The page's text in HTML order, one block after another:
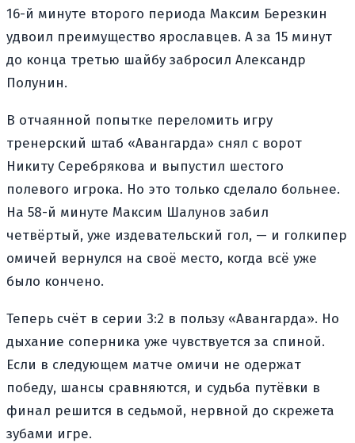
16-й минуте второго периода Максим Березкин
удвоил преимущество ярославцев. А за 15 минут
до конца третью шайбу забросил Александр
Полунин.
В отчаянной попытке переломить игру
тренерский штаб «Авангарда» снял с ворот
Никиту Серебрякова и выпустил шестого
полевого игрока. Но это только сделало больнее.
На 58-й минуте Максим Шалунов забил
четвёртый, уже издевательский гол, — и голкипер
омичей вернулся на своё место, когда всё уже
было кончено.
Теперь счёт в серии 3:2 в пользу «Авангарда». Но
дыхание соперника уже чувствуется за спиной.
Если в следующем матче омичи не одержат
победу, шансы сравняются, и судьба путёвки в
финал решится в седьмой, нервной до скрежета
зубами игре.